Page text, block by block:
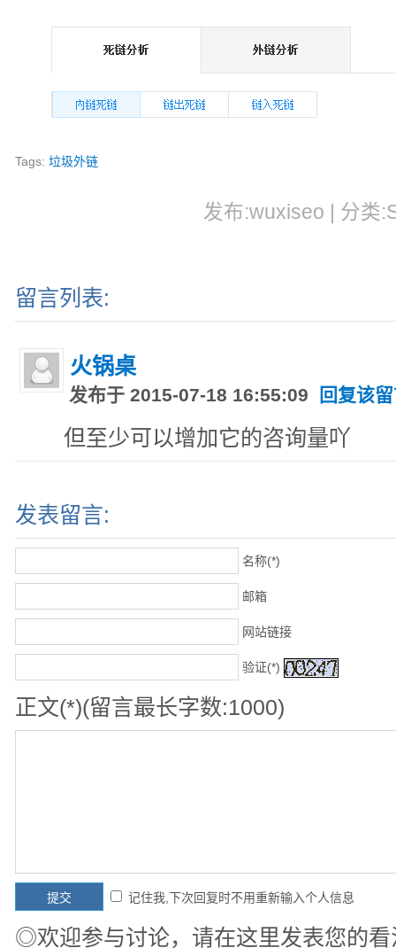
Tags:垃圾外链
发布:wuxiseo | 分类
留言列表:
火锅桌
发布于 2015-07-18 16:55:09 回复该
但至少可以增加它的咨询量吖
发表留言:
名称(*)
邮箱
网站链接
验证(*)
正文(*)(留言最长字数:1000)
记住我,下次回复时不用重新输入个人信息
◎欢迎参与讨论，请在这里发表您的